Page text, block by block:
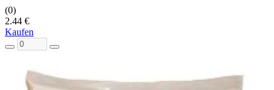
(0)
2.44 €
Kaufen